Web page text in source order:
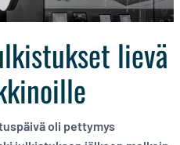
lievä
oli pettymys